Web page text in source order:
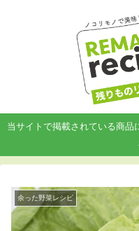
当サイトで掲載されている商品
余った野菜レシピ